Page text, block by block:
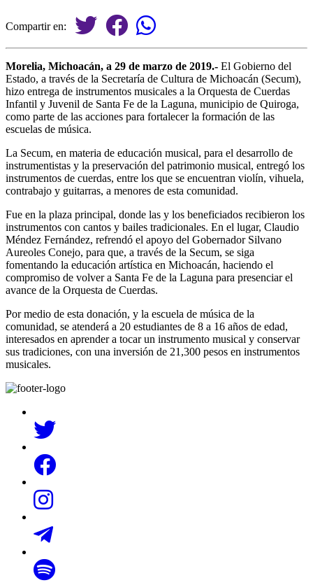
Compartir en:
Morelia, Michoacán, a 29 de marzo de 2019.- El Gobierno del
Estado, a través de la Secretaría de Cultura de Michoacán (Secum),
hizo entrega de instrumentos musicales a la Orquesta de Cuerdas
Infantil y Juvenil de Santa Fe de la Laguna, municipio de Quiroga,
como parte de las acciones para fortalecer la formación de las
escuelas de música.
La Secum, en materia de educación musical, para el desarrollo de
instrumentistas y la preservación del patrimonio musical, entregó los
instrumentos de cuerdas, entre los que se encuentran violín, vihuela,
contrabajo y guitarras, a menores de esta comunidad.
Fue en la plaza principal, donde las y los beneficiados recibieron los
instrumentos con cantos y bailes tradicionales. En el lugar, Claudio
Méndez Fernández, refrendó el apoyo del Gobernador Silvano
Aureoles Conejo, para que, a través de la Secum, se siga
fomentando la educación artística en Michoacán, haciendo el
compromiso de volver a Santa Fe de la Laguna para presenciar el
avance de la Orquesta de Cuerdas.
Por medio de esta donación, y la escuela de música de la
comunidad, se atenderá a 20 estudiantes de 8 a 16 años de edad,
interesados en aprender a tocar un instrumento musical y conservar
sus tradiciones, con una inversión de 21,300 pesos en instrumentos
musicales.